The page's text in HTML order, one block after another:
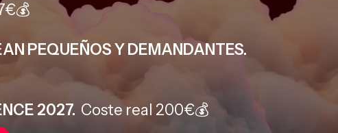
PEQUEÑOS Y DEMANDANTES.
2027. Coste real 200€💰